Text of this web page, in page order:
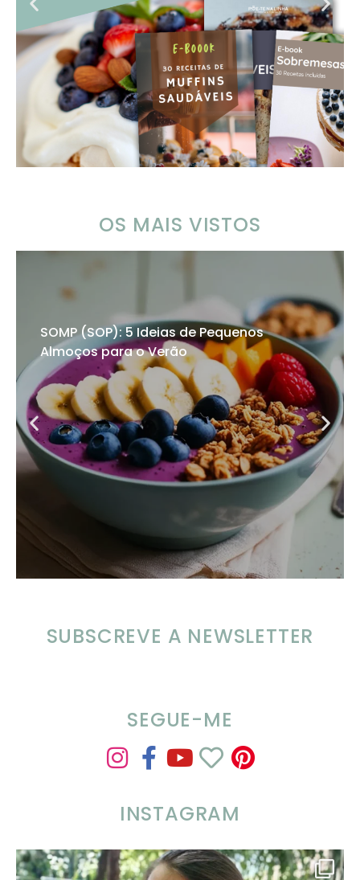
OS MAIS VISTOS
SOMP (SOP): 5 Ideias de Pequenos
Almoços para o Verão
SUBSCREVE A NEWSLETTER
SEGUE-ME
INSTAGRAM